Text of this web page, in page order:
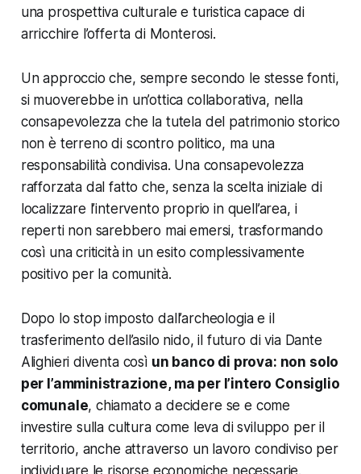
una prospettiva culturale e turistica capace di
arricchire l’offerta di Monterosi.
Un approccio che, sempre secondo le stesse fonti,
si muoverebbe in un’ottica collaborativa, nella
consapevolezza che la tutela del patrimonio storico
non è terreno di scontro politico, ma una
responsabilità condivisa. Una consapevolezza
rafforzata dal fatto che, senza la scelta iniziale di
localizzare l’intervento proprio in quell’area, i
reperti non sarebbero mai emersi, trasformando
così una criticità in un esito complessivamente
positivo per la comunità.
Dopo lo stop imposto dall’archeologia e il
trasferimento dell’asilo nido, il futuro di via Dante
Alighieri diventa così un banco di prova: non solo
per l’amministrazione, ma per l’intero Consiglio
comunale, chiamato a decidere se e come
investire sulla cultura come leva di sviluppo per il
territorio, anche attraverso un lavoro condiviso per